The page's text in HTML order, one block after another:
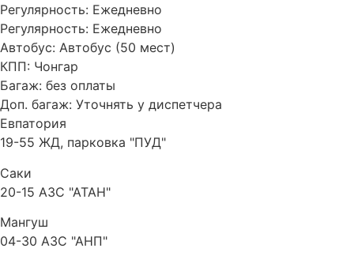
Регулярность: Ежедневно
Регулярность: Ежедневно
Автобус: Автобус (50 мест)
КПП: Чонгар
Багаж: без оплаты
Доп. багаж: Уточнять у диспетчера
Евпатория
19-55 ЖД, парковка "ПУД"
Саки
20-15 АЗС "АТАН"
Мангуш
04-30 АЗС "АНП"